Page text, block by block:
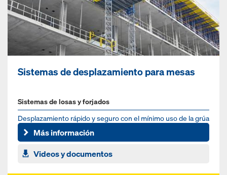
Sistemas de desplazamiento para mesas
Sistemas de losas y forjados
Desplazamiento rápido y seguro con el mínimo uso de la grúa
Más información
Videos y documentos